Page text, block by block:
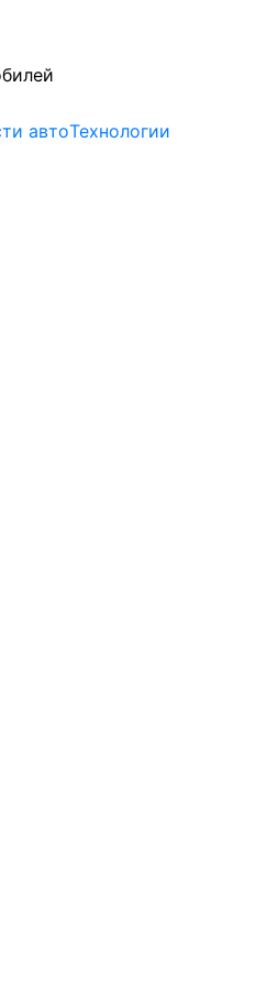
автоТехнологии